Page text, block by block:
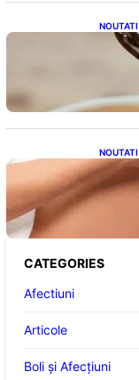
CATEGORIES
Afectiuni
Articole
Boli și Afecțiuni